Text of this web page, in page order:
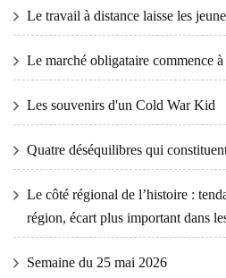
Le travail à distance laisse les
Le marché obligataire commence
Les souvenirs d'un Cold War Kid
Quatre déséquilibres qui
Le côté régional de l’histoire :
région, écart plus important dans
Semaine du 25 mai 2026